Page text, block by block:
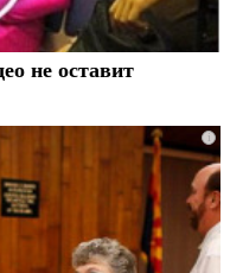
не оставит
i